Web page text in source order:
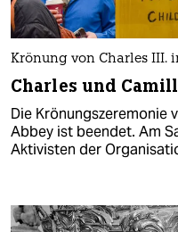
Krönung von Charles III.
Charles und
Die Krönungszeremonie
Abbey ist beendet. Am
Aktivisten der